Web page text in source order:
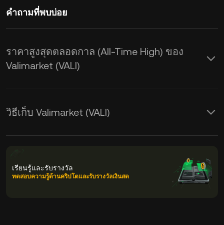
คำถามที่พบบ่อย
ราคาสูงสุดตลอดกาล (All-Time High) ของ
Valimarket (VALI)
วิธีเก็บ Valimarket (VALI)
เรียนรู้และรับรางวัล
ทดสอบความรู้ด้านคริปโตและรับรางวัลเงินสด